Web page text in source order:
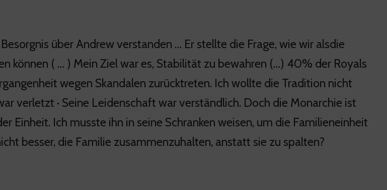
Besorgnis über Andrew verstanden … Er stellte die Frage, wie wir alsdie
können ( … ) Mein Ziel war es, Stabilität zu bewahren (…) 40% der Royals
wegen Skandalen zurücktreten. Ich wollte die Tradition nicht
verletzt · Seine Leidenschaft war verständlich. Doch die Monarchie ist
Einheit. Ich musste ihn in seine Schranken weisen, um die Familieneinheit
besser, die Familie zusammenzuhalten, anstatt sie zu spalten?